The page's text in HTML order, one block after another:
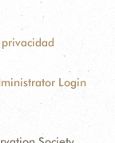
Login